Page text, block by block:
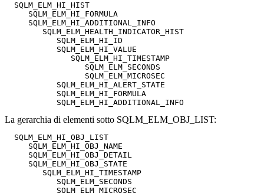
  SQLM_ELM_HI_HIST
     SQLM_ELM_HI_FORMULA
     SQLM_ELM_HI_ADDITIONAL_INFO
        SQLM_ELM_HEALTH_INDICATOR_HIST
           SQLM_ELM_HI_ID
           SQLM_ELM_HI_VALUE
              SQLM_ELM_HI_TIMESTAMP
                 SQLM_ELM_SECONDS
                 SQLM_ELM_MICROSEC
           SQLM_ELM_HI_ALERT_STATE
           SQLM_ELM_HI_FORMULA
La gerarchia di elementi sotto SQLM_ELM_OBJ_LIST:
  SQLM_ELM_HI_OBJ_LIST
     SQLM_ELM_HI_OBJ_NAME
     SQLM_ELM_HI_OBJ_DETAIL
     SQLM_ELM_HI_OBJ_STATE
        SQLM_ELM_HI_TIMESTAMP
           SQLM_ELM_SECONDS